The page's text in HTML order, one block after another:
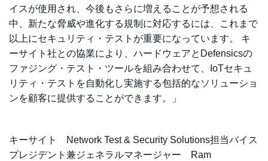
イスが使用され、今後もさらに増えることが予想される
中、新たな脅威や進化する規制に対応するには、これまで
以上にセキュリティ・テストが重要になっています。 キ
ーサイト社との協業により、ハードウェアとDefensicsの
ファジング・テスト・ツールを組み合わせて、IoTセキュ
リティ・テストを自動化し実施する包括的なソリューショ
ンを顧客に提供することができます。」
キーサイト Network Test & Security Solutions担当バイス
プレジデント兼ジェネラルマネージャー Ram